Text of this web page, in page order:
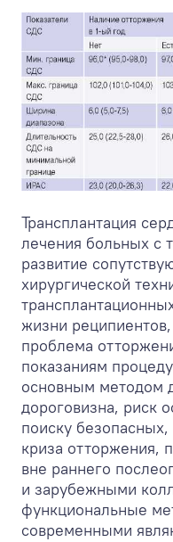
Трансплантация
лечения больных с
развитие
хирургической
жизни
проблема
показаниям
основным методом
дороговизна, риск
поиску
криза отторжения,
вне раннего
и зарубежными
функциональные
современными